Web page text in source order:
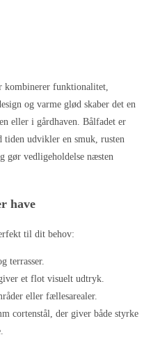
kombinerer funktionalitet,
og varme glød skaber det en
eller i gårdhaven. Bålfadet er
udvikler en smuk, rusten
gør vedligeholdelse næsten
have
til dit behov:
terrasser.
et flot visuelt udtryk.
eller fællesarealer.
cortenstål, der giver både styrke